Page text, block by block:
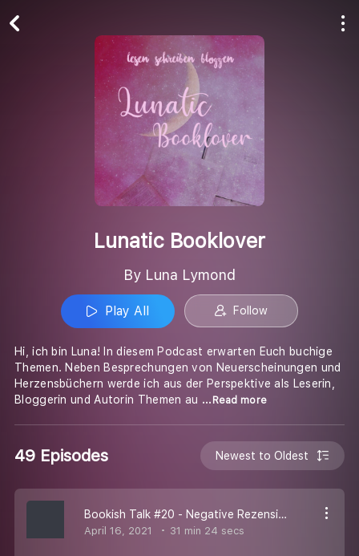
Lunatic Booklover
By Luna Lymond
Play All Follow
Hi, ich bin Luna! In diesem Podcast erwarten Euch buchige
Themen. Neben Besprechungen von Neuerscheinungen und
Herzensbüchern werde ich aus der Perspektive als Leserin,
Bloggerin und Autorin Themen au ...Read more
49 Episodes Newest to Oldest
Bookish Talk #20 - Negative Rezensionen
April 16, 2021 31 min 24 secs